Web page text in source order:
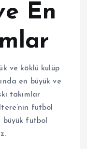
En
ve köklü kulüp
en büyük ve
takımlar
futbol
büyük futbol